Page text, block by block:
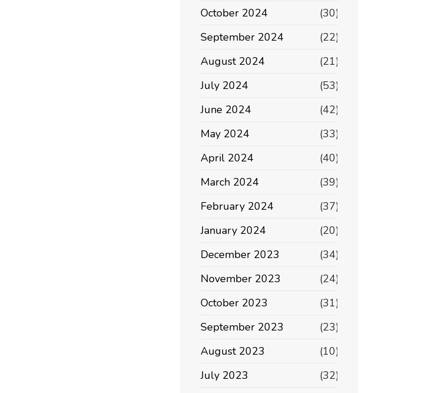
October 2024
(30)
September 2024
(22)
August 2024
(21)
July 2024
(53)
June 2024
(42)
May 2024
(33)
April 2024
(40)
March 2024
(39)
February 2024
(37)
January 2024
(20)
December 2023
(34)
November 2023
(24)
October 2023
(31)
September 2023
(23)
August 2023
(10)
July 2023
(32)